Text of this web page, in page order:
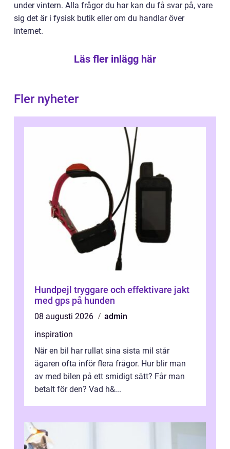
under vintern. Alla frågor du har kan du få svar på, vare
sig det är i fysisk butik eller om du handlar över
internet.
Läs fler inlägg här
Fler nyheter
Hundpejl tryggare och effektivare jakt
med gps på hunden
08 augusti 2026
admin
inspiration
När en bil har rullat sina sista mil står
ägaren ofta inför flera frågor. Hur blir man
av med bilen på ett smidigt sätt? Får man
betalt för den? Vad h&...